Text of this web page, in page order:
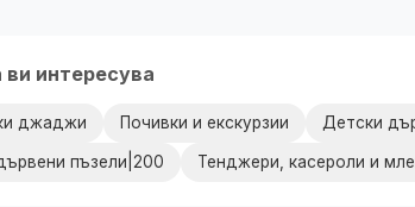
интересува
джаджи Почивки и екскурзии Детски
пъзели|200 Тенджери, касероли и